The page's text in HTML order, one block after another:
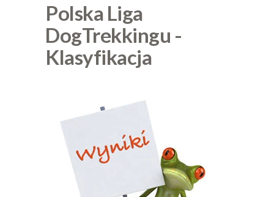
Polska Liga
DogTrekkingu -
Klasyfikacja